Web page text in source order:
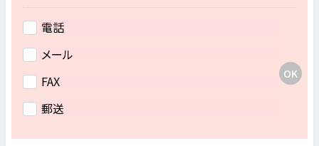
電話
メール
FAX
郵送